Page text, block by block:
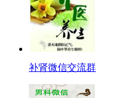
补肾微信交流群